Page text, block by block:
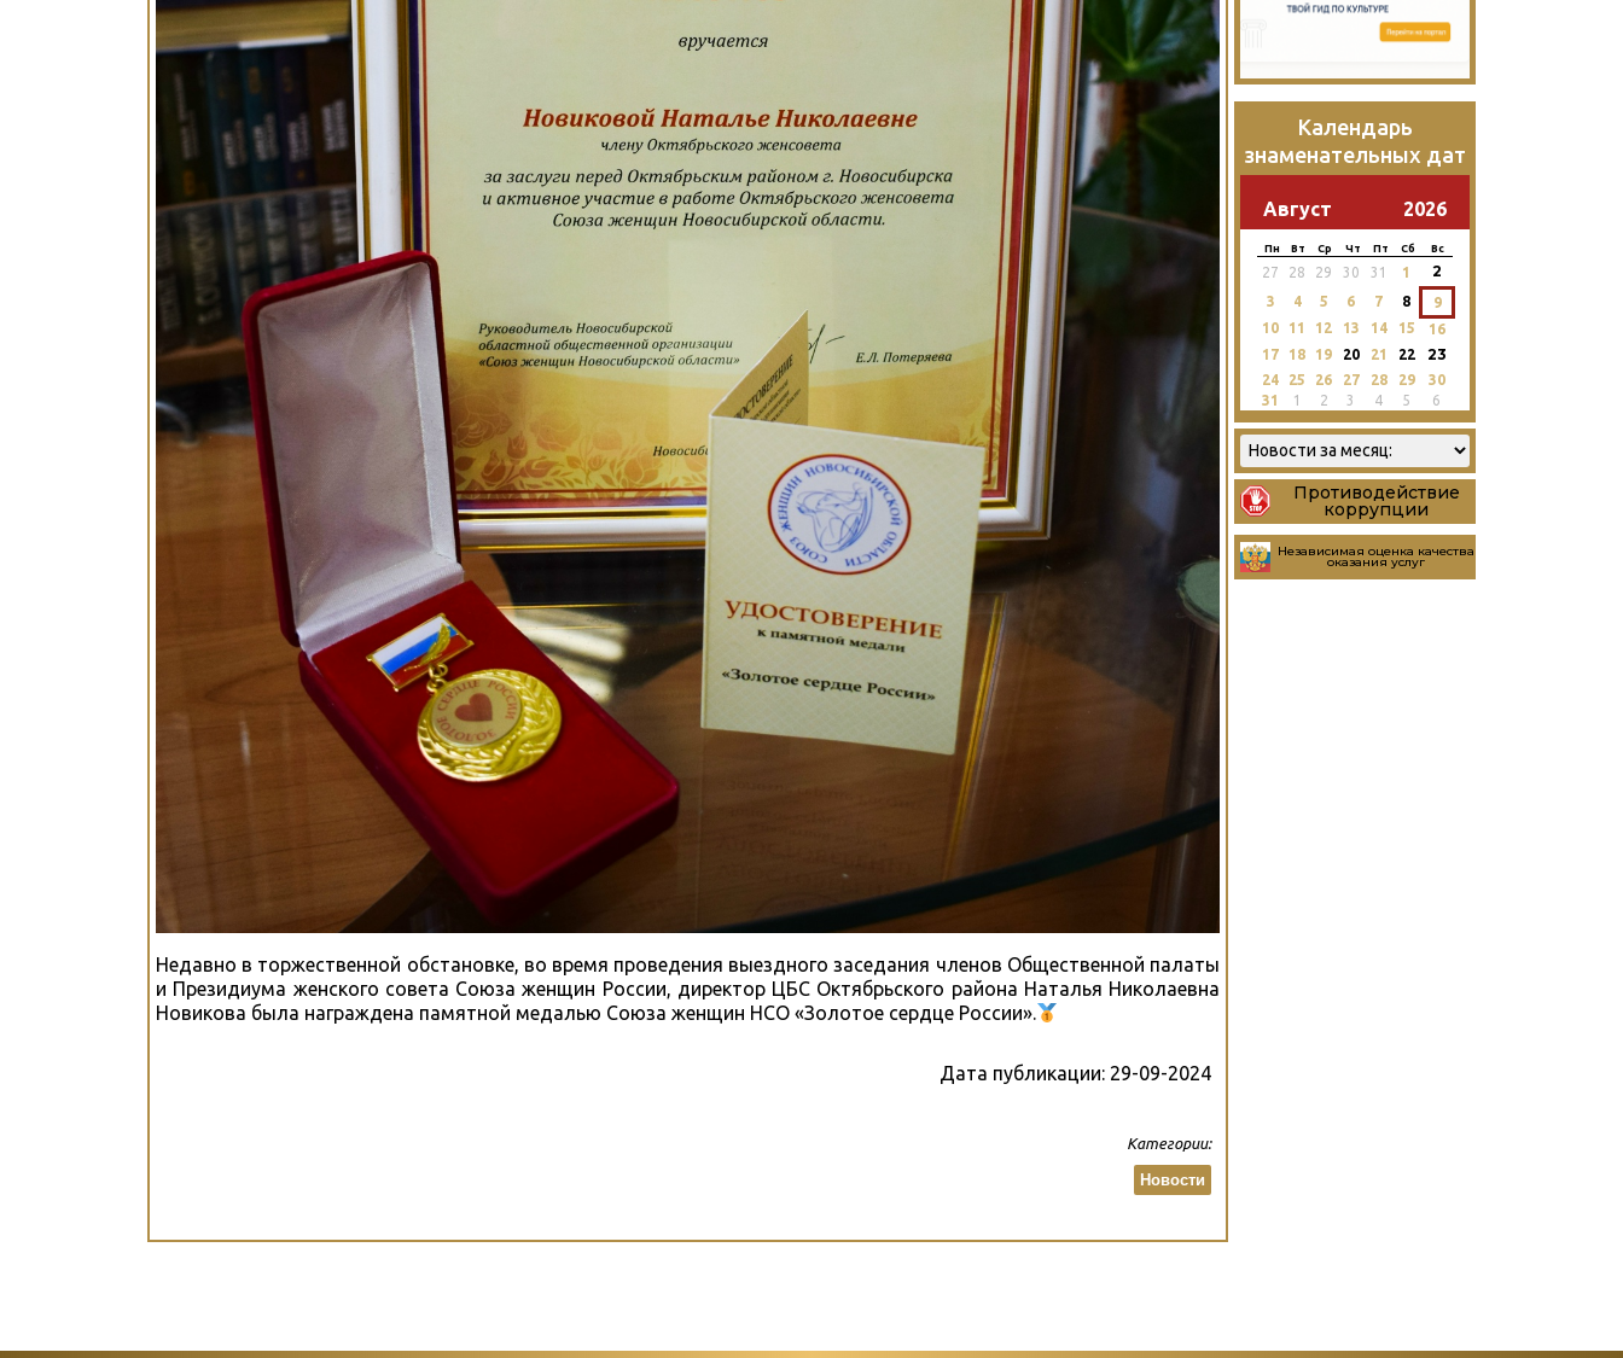
Недавно в торжественной обстановке, во время проведения выездного заседания членов Общественной палаты
и Президиума женского совета Союза женщин России, директор ЦБС Октябрьского района Наталья Николаевна
Новикова была награждена памятной медалью Союза женщин НСО «Золотое сердце России».
Дата публикации: 29-09-2024
Категории:
Новости
Календарь
знаменательных дат
Август 2026
Пн Вт Ср Чт Пт Сб Вс
27 28 29 30 31 1 2
3 4 5 6 7 8
9
10
11 12 13 14 15
16
17
18 19 20 21 22 23
24 25 26 27 28 29
30
31
1 2 3 4 5 6
Противодействие
коррупции
Независимая оценка качества
оказания услуг